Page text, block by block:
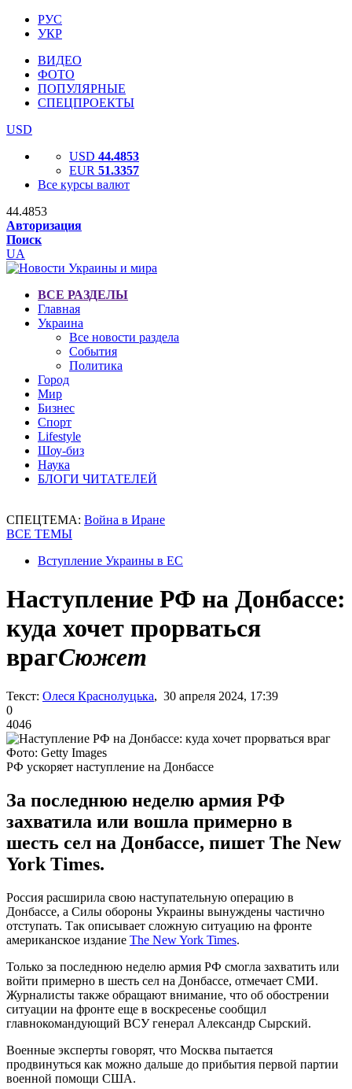
РУС
УКР
ВИДЕО
ФОТО
ПОПУЛЯРНЫЕ
СПЕЦПРОЕКТЫ
USD
USD 44.4853
EUR 51.3357
Все курсы валют
44.4853
Авторизация
Поиск
UA
ВСЕ РАЗДЕЛЫ
Главная
Украина
Все новости раздела
События
Политика
Город
Мир
Бизнес
Спорт
Lifestyle
Шоу-биз
Наука
БЛОГИ ЧИТАТЕЛЕЙ
СПЕЦТЕМА: Война в Иране
ВСЕ ТЕМЫ
Вступление Украины в ЕС
Наступление РФ на Донбассе:
куда хочет прорваться
врагСюжет
Текст: Олеся Краснолуцька, 30 апреля 2024, 17:39
0
4046
Фото: Getty Images
РФ ускоряет наступление на Донбассе
За последнюю неделю армия РФ
захватила или вошла примерно в
шесть сел на Донбассе, пишет The New
York Times.
Россия расширила свою наступательную операцию в
Донбассе, а Силы обороны Украины вынуждены частично
отступать. Так описывает сложную ситуацию на фронте
американское издание The New York Times.
Только за последнюю неделю армия РФ смогла захватить или
войти примерно в шесть сел на Донбассе, отмечает СМИ.
Журналисты также обращают внимание, что об обострении
ситуации на фронте еще в воскресенье сообщил
главнокомандующий ВСУ генерал Александр Сырский.
Военные эксперты говорят, что Москва пытается
продвинуться как можно дальше до прибытия первой партии
военной помощи США.